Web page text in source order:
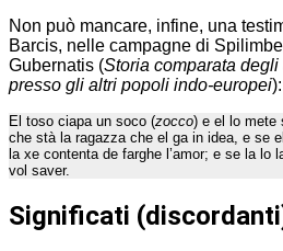
Non può mancare, infine, una
Barcis, nelle campagne di
Gubernatis (Storia comparata
presso gli altri popoli indo-europei):
El toso ciapa un soco (zocco) e el lo mete
che stà la ragazza che el ga in idea, e se
la xe contenta de farghe l’amor; e se la lo
vol saver.
Significati